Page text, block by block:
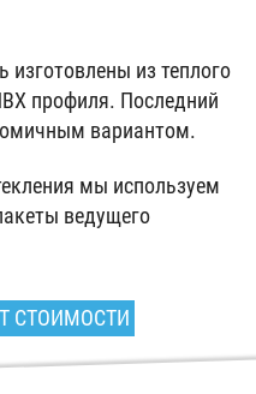
изготовлены из теплого
профиля. Последний
вариантом.
мы используем
ведущего
СТОИМОСТИ